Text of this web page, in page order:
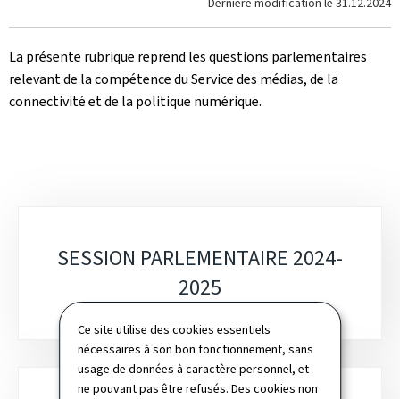
Ce site utilise des cookies essentiels
nécessaires à son bon fonctionnement, sans
usage de données à caractère personnel, et
ne pouvant pas être refusés. Des cookies non
La présente rubrique reprend les questions parlementaires
relevant de la compétence du Service des médias, de la
connectivité et de la politique numérique.
rubriquesSESSION PARLEMENTAIRE 2024-
2025